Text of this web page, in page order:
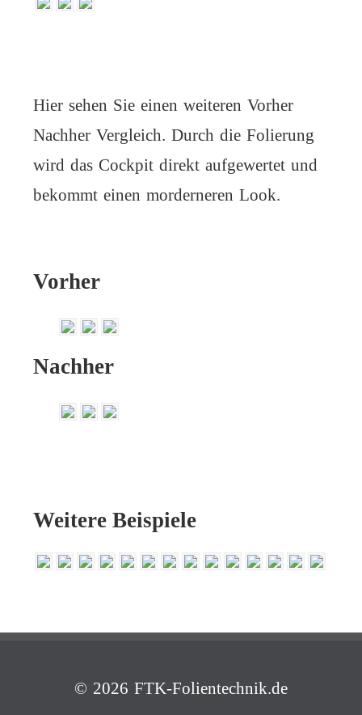
Hier sehen Sie einen weiteren Vorher
Nachher Vergleich. Durch die Folierung
wird das Cockpit direkt aufgewertet und
bekommt einen morderneren Look.
Vorher
Nachher
Weitere Beispiele
© 2026 FTK-Folientechnik.de